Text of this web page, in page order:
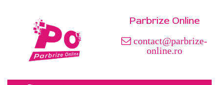
Parbrize Online
contact@parbrize-
online.ro